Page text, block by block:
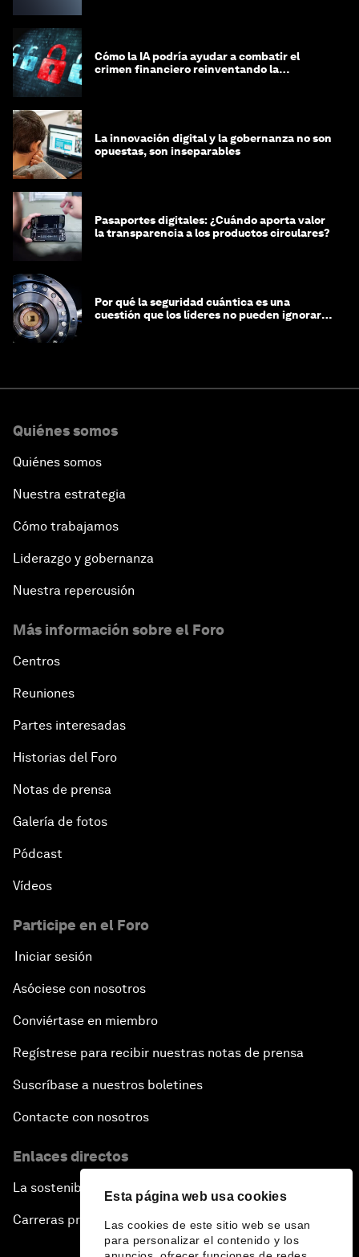
Esta página web usa cookies
Las cookies de este sitio web se usan
para personalizar el contenido y los
Cómo la IA podría ayudar a combatir el
crimen financiero reinventando la
La innovación digital y la gobernanza no son
opuestas, son inseparables
Pasaportes digitales: ¿Cuándo aporta valor
la transparencia a los productos circulares?
Por qué la seguridad cuántica es una
cuestión que los líderes no pueden ignorar
Quiénes somos
Quiénes somos
Nuestra estrategia
Cómo trabajamos
Liderazgo y gobernanza
Nuestra repercusión
Más información sobre el Foro
Centros
Reuniones
Partes interesadas
Historias del Foro
Notas de prensa
Galería de fotos
Pódcast
Vídeos
Participe en el Foro
Iniciar sesión
Asóciese con nosotros
Conviértase en miembro
Regístrese para recibir nuestras notas de prensa
Suscríbase a nuestros boletines
Contacte con nosotros
Enlaces directos
La sostenibilidad en el Foro
Carreras profesionales